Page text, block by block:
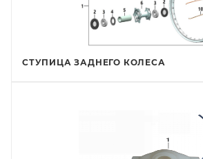
СТУПИЦА ЗАДНЕГО КОЛЕСА